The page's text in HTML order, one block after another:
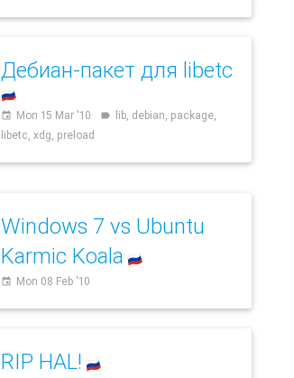
Дебиан-пакет для libetc
🇷🇺
event Mon 15 Mar '10 label lib, debian, package,
libetc, xdg, preload
Windows 7 vs Ubuntu
Karmic Koala 🇷🇺
event Mon 08 Feb '10
RIP HAL! 🇷🇺